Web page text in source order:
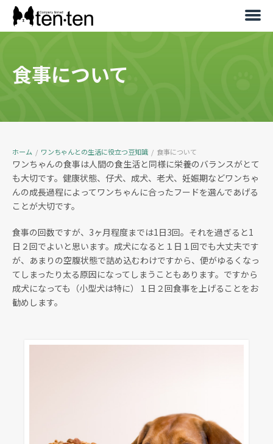
食事について
ホーム / ワンちゃんとの生活に役立つ豆知識 / 食事について
ワンちゃんの食事は人間の食生活と同様に栄養のバランスがとて
も大切です。健康状態、仔犬、成犬、老犬、妊娠期などワンちゃ
んの成長過程によってワンちゃんに合ったフードを選んであげる
ことが大切です。
食事の回数ですが、3ヶ月程度までは1日3回。それを過ぎると1
日２回でよいと思います。成犬になると１日１回でも大丈夫です
が、あまりの空腹状態で詰め込むわけですから、便がゆるくなっ
てしまったり太る原因になってしまうこともあります。ですから
成犬になっても（小型犬は特に）１日２回食事を上げることをお
勧めします。